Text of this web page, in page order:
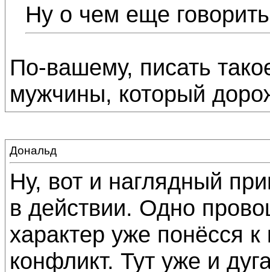
Ну о чем еще
По-вашему, писать
мужчины, который
Дональд
Ну, вот и наглядный
в действии. Одно
характер уже понёсся
конфликт. Тут уже и